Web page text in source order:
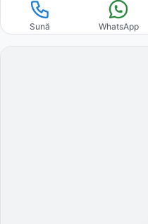
Sună WhatsApp